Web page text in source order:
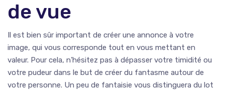
de vue
Il est bien sûr important de créer une annonce à votre
image, qui vous corresponde tout en vous mettant en
valeur. Pour cela, n’hésitez pas à dépasser votre timidité ou
votre pudeur dans le but de créer du fantasme autour de
votre personne. Un peu de fantaisie vous distinguera du lot